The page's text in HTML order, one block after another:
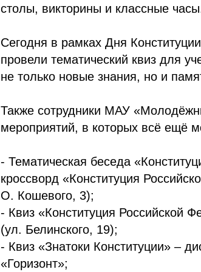
столы, викторины и классные
Сегодня в рамках Дня
провели тематический квиз для
не только новые знания, но и
Также сотрудники МАУ
мероприятий, в которых всё ещё
- Тематическая беседа
кроссворд «Конституция
О. Кошевого, 3);
- Квиз «Конституция Российской
(ул. Белинского, 19);
- Квиз «Знатоки Конституции» –
«Горизонт»;